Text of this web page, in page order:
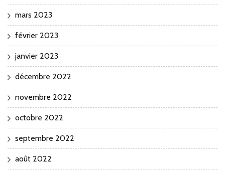
mars 2023
février 2023
janvier 2023
décembre 2022
novembre 2022
octobre 2022
septembre 2022
août 2022